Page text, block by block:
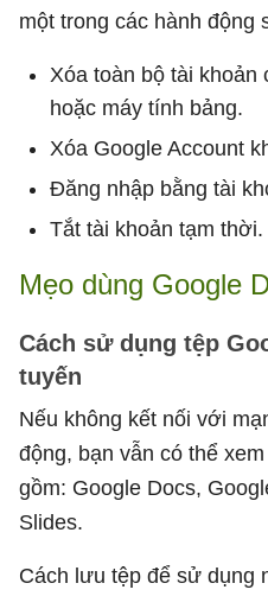
một trong các hành động
Xóa toàn bộ tài khoản
hoặc máy tính bảng.
Xóa Google Account
Đăng nhập bằng tài
Tắt tài khoản tạm thời.
Mẹo dùng Google
Cách sử dụng tệp
tuyến
Nếu không kết nối với
động, bạn vẫn có thể
gồm: Google Docs,
Slides.
Cách lưu tệp để sử dụng